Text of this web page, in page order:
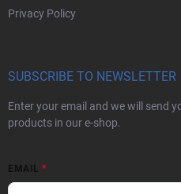
Privacy Policy
SUBSCRIBE TO NEWSLETTER
Enter your email and we will send
products in our e-shop.
EMAIL